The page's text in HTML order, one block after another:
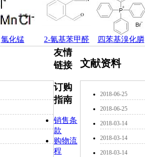
氯化锰 2-氰基苯甲醛 四苯基溴化膦
文献资料
2018-06-25
2018-06-25
2018-03-14
2018-03-14
2018-03-14
友情
链接
订购
指南
销售条
款
购物流
程